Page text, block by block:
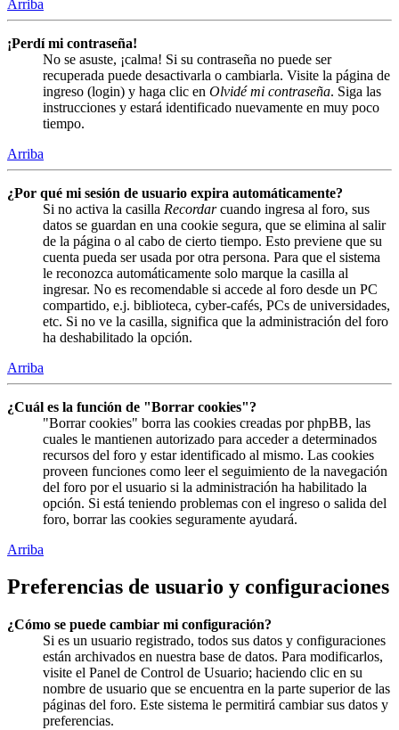
Arriba
¡Perdí mi contraseña!
No se asuste, ¡calma! Si su contraseña no puede ser
recuperada puede desactivarla o cambiarla. Visite la página de
ingreso (login) y haga clic en Olvidé mi contraseña. Siga las
instrucciones y estará identificado nuevamente en muy poco
tiempo.
Arriba
¿Por qué mi sesión de usuario expira automáticamente?
Si no activa la casilla Recordarcuando ingresa al foro, sus
datos se guardan en una cookie segura, que se elimina al salir
de la página o al cabo de cierto tiempo. Esto previene que su
cuenta pueda ser usada por otra persona. Para que el sistema
le reconozca automáticamente solo marque la casilla al
ingresar. No es recomendable si accede al foro desde un PC
compartido, e.j. biblioteca, cyber-cafés, PCs de universidades,
etc. Si no ve la casilla, significa que la administración del foro
ha deshabilitado la opción.
Arriba
¿Cuál es la función de "Borrar cookies"?
"Borrar cookies" borra las cookies creadas por phpBB, las
cuales le mantienen autorizado para acceder a determinados
recursos del foro y estar identificado al mismo. Las cookies
proveen funciones como leer el seguimiento de la navegación
del foro por el usuario si la administración ha habilitado la
opción. Si está teniendo problemas con el ingreso o salida del
foro, borrar las cookies seguramente ayudará.
Arriba
Preferencias de usuario y configuraciones
¿Cómo se puede cambiar mi configuración?
Si es un usuario registrado, todos sus datos y configuraciones
están archivados en nuestra base de datos. Para modificarlos,
visite el Panel de Control de Usuario; haciendo clic en su
nombre de usuario que se encuentra en la parte superior de las
páginas del foro. Este sistema le permitirá cambiar sus datos y
preferencias.